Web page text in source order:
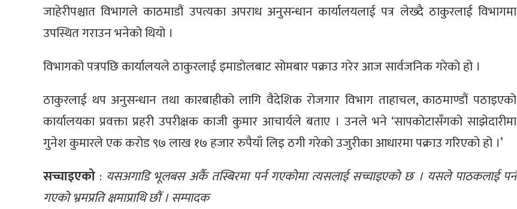
जाहेरीपश्चात विभागले काठमाडौं उपत्यका अपराध अनुसन्धान कार्यालयलाई पत्र लेख्दै ठाकुरलाई विभागमा
उपस्थित गराउन भनेको थियो ।
विभागको पत्रपछि कार्यालयले ठाकुरलाई इमाडोलबाट सोमबार पक्राउ गरेर आज सार्वजनिक गरेको हो ।
ठाकुरलाई थप अनुसन्धान तथा कारबाहीको लागि वैदेशिक रोजगार विभाग ताहाचल, काठमाण्डौं पठाइएको
कार्यालयका प्रवक्ता प्रहरी उपरीक्षक काजी कुमार आचार्यले बताए । उनले भने ‘सापकोटासँगको साझेदारीमा
गुनेश कुमारले एक करोड ९७ लाख १७ हजार रुपैयाँ लिइ ठगी गरेको उजुरीका आधारमा पक्राउ गरिएको हो ।’
सच्चाइएको : यसअगाडि भूलबस अर्कै तस्बिरमा पर्न गएकोमा त्यसलाई सच्चाइएको छ । यसले पाठकलाई पर्न
गएको भ्रमप्रति क्षमाप्राथि छौं । सम्पादक